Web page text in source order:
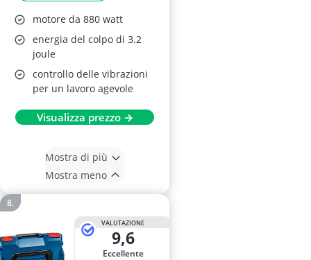
motore da 880 watt
energia del colpo di 3.2
joule
controllo delle vibrazioni
per un lavoro agevole
Visualizza prezzo →
Mostra di più
Mostra meno
VALUTAZIONE
9,6
Eccellente